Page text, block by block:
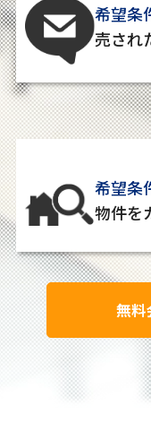
希望条
売され
希望条
物件を
無料